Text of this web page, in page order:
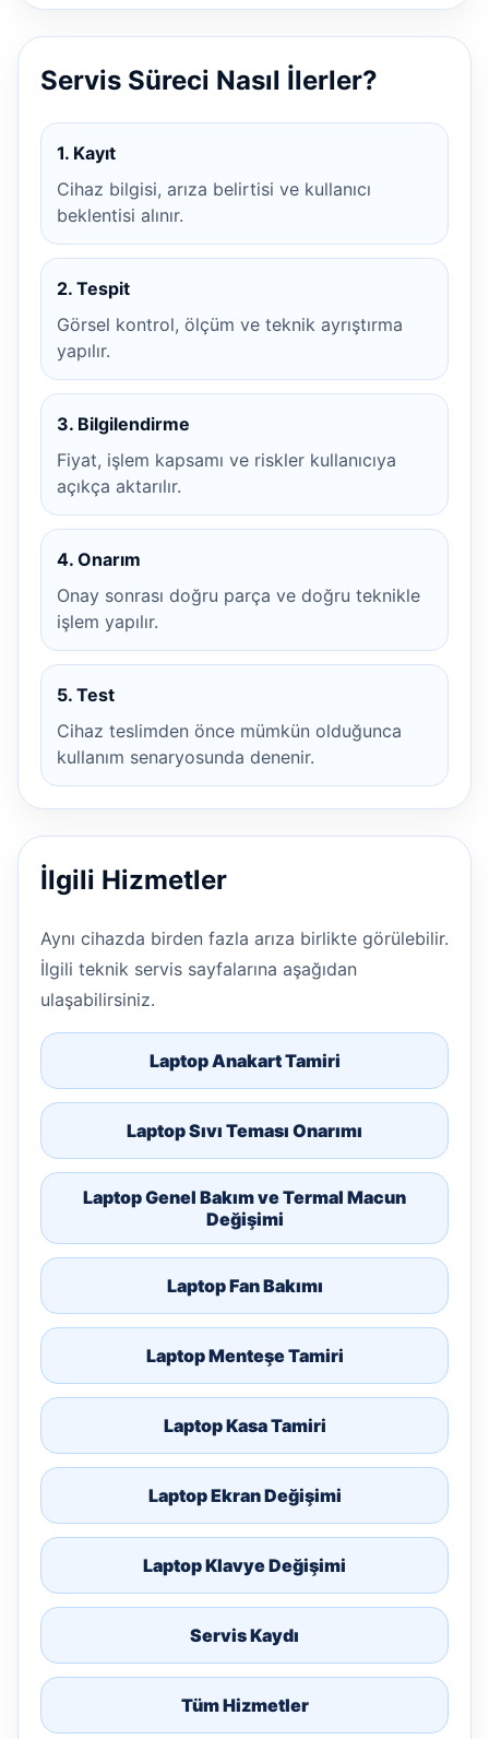
Servis Süreci Nasıl İlerler?
1. Kayıt
Cihaz bilgisi, arıza belirtisi ve kullanıcı
beklentisi alınır.
2. Tespit
Görsel kontrol, ölçüm ve teknik ayrıştırma
yapılır.
3. Bilgilendirme
Fiyat, işlem kapsamı ve riskler kullanıcıya
açıkça aktarılır.
4. Onarım
Onay sonrası doğru parça ve doğru teknikle
işlem yapılır.
5. Test
Cihaz teslimden önce mümkün olduğunca
kullanım senaryosunda denenir.
İlgili Hizmetler
Aynı cihazda birden fazla arıza birlikte görülebilir.
İlgili teknik servis sayfalarına aşağıdan
ulaşabilirsiniz.
Laptop Anakart Tamiri
Laptop Sıvı Teması Onarımı
Laptop Genel Bakım ve Termal Macun
Değişimi
Laptop Fan Bakımı
Laptop Menteşe Tamiri
Laptop Kasa Tamiri
Laptop Ekran Değişimi
Laptop Klavye Değişimi
Servis Kaydı
Tüm Hizmetler